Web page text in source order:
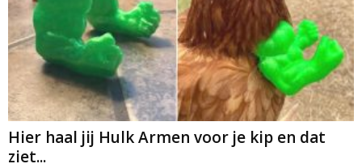
Hier haal jij Hulk Armen voor je kip en dat
ziet...